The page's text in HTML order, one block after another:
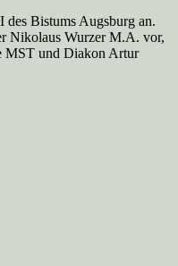
Bistums Augsburg an.
Nikolaus Wurzer M.A. vor,
MST und Diakon Artur